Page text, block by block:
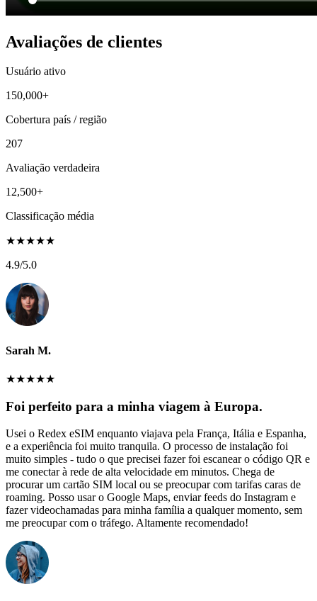
Avaliações de clientes
Usuário ativo
150,000+
Cobertura país / região
207
Avaliação verdadeira
12,500+
Classificação média
★★★★★
4.9/5.0
Sarah M.
★★★★★
Foi perfeito para a minha viagem à Europa.
Usei o Redex eSIM enquanto viajava pela França, Itália e Espanha,
e a experiência foi muito tranquila. O processo de instalação foi
muito simples - tudo o que precisei fazer foi escanear o código QR e
me conectar à rede de alta velocidade em minutos. Chega de
procurar um cartão SIM local ou se preocupar com tarifas caras de
roaming. Posso usar o Google Maps, enviar feeds do Instagram e
fazer videochamadas para minha família a qualquer momento, sem
me preocupar com o tráfego. Altamente recomendado!